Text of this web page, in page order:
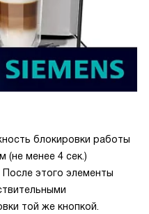
рекомендую эту
Она не только
в кофе, но и является
блокировки работы
менее 4 сек.)
этого элементы
той же кнопкой.